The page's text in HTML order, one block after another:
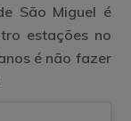
São Miguel é
estações no
é não fazer